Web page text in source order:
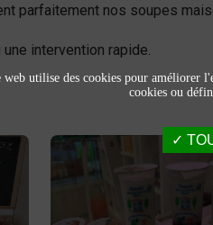
parfaitement nos soupes
intervention rapide.
fromage
web utilise des cookies pour améliorer
cookies ou